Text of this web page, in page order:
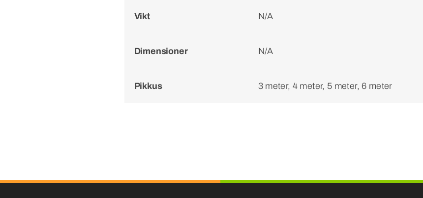
Vikt N/A
Dimensioner N/A
Pikkus 3 meter, 4 meter, 5 meter, 6 meter